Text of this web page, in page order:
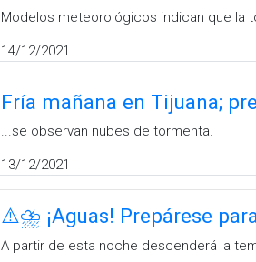
Modelos meteorológicos indican que la
14/12/2021
Fría mañana en Tijuana;
...se observan nubes de tormenta.
13/12/2021
⚠️⛈️ ¡Aguas! Prepárese
A partir de esta noche descenderá la